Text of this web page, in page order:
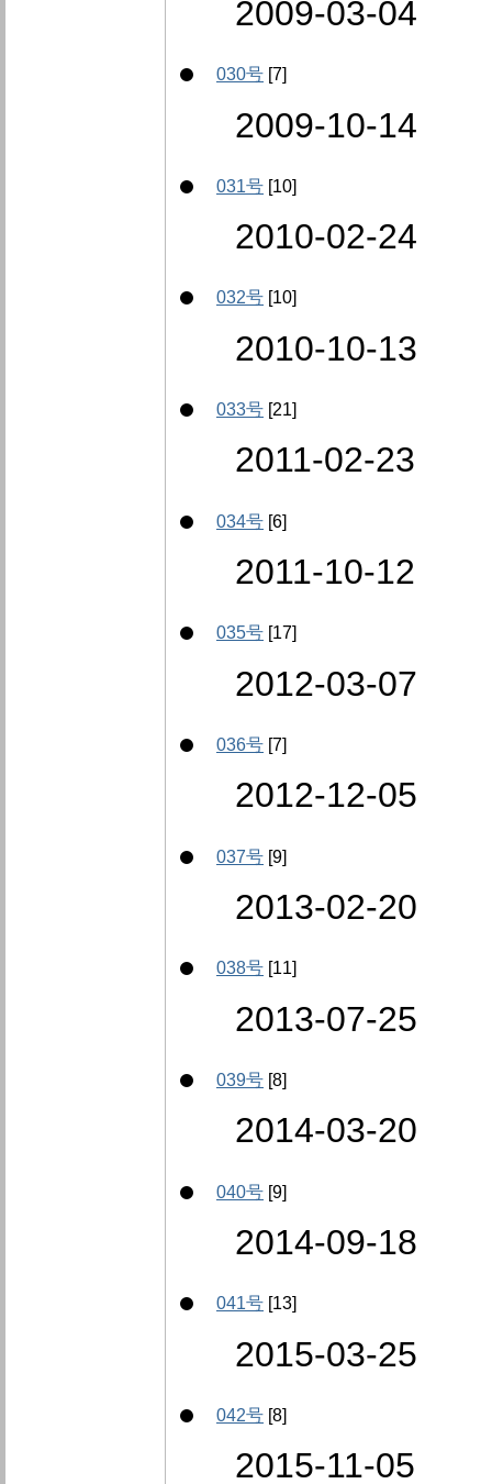
2009-03-04
030号 [7]
2009-10-14
031号 [10]
2010-02-24
032号 [10]
2010-10-13
033号 [21]
2011-02-23
034号 [6]
2011-10-12
035号 [17]
2012-03-07
036号 [7]
2012-12-05
037号 [9]
2013-02-20
038号 [11]
2013-07-25
039号 [8]
2014-03-20
040号 [9]
2014-09-18
041号 [13]
2015-03-25
042号 [8]
2015-11-05